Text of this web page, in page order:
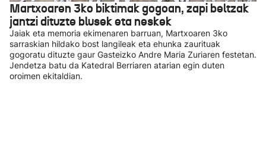
Martxoaren 3ko biktimak gogoan, zapi beltzak
jantzi dituzte blusek eta neskek
Jaiak eta memoria ekimenaren barruan, Martxoaren 3ko
sarraskian hildako bost langileak eta ehunka zaurituak
gogoratu dituzte gaur Gasteizko Andre Maria Zuriaren festetan.
Jendetza batu da Katedral Berriaren atarian egin duten
oroimen ekitaldian.